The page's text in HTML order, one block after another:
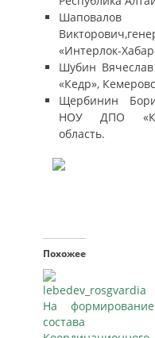
«Интерлок-
Шубин
«Кедр»,
Щербинин
НОУ ДПО
область.
Похожее
На формирование
состава